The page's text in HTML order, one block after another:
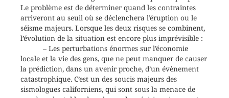
Le problème est de déterminer quand les contraintes
arriveront au seuil où se déclenchera l’éruption ou le
séisme majeurs. Lorsque les deux risques se combinent,
l’évolution de la situation est encore plus imprévisible :
– Les perturbations énormes sur l’économie
locale et la vie des gens, que ne peut manquer de causer
la prédiction, dans un avenir proche, d’un évènement
catastrophique. C’est un des soucis majeurs des
sismologues californiens, qui sont sous la menace de